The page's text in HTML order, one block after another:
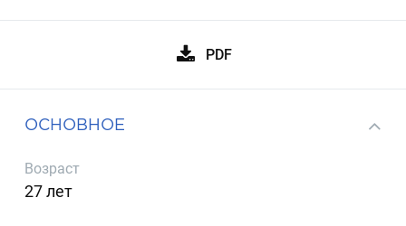
PDF
ОСНОВНОЕ
Возраст
27 лет